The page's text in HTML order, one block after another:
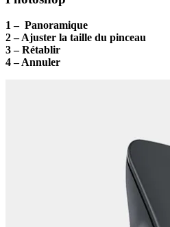
1 – Panoramique
2 – Ajuster la taille du pinceau
3 – Rétablir
4 – Annuler